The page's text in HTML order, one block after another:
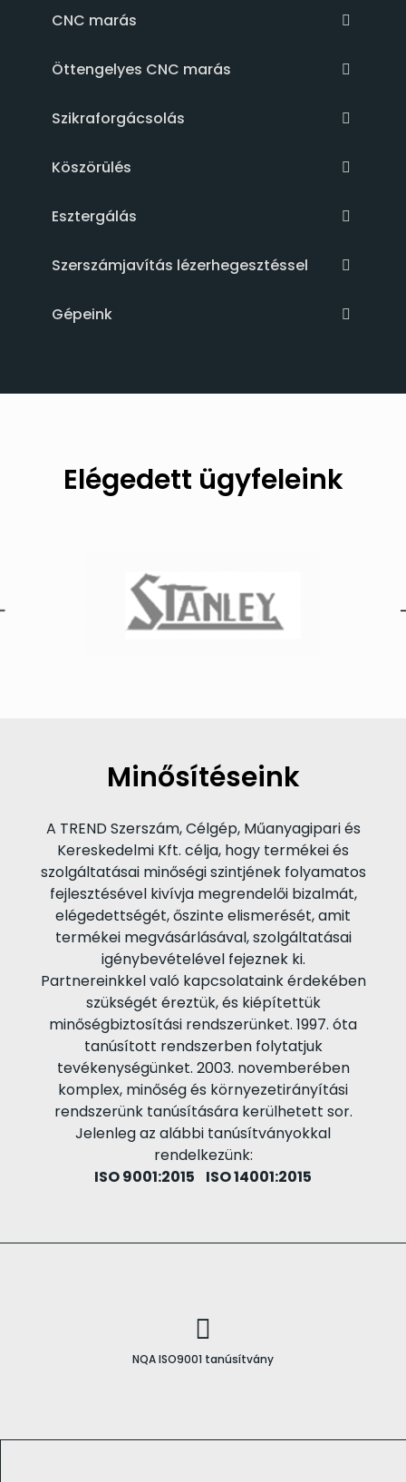
CNC marás
Öttengelyes CNC marás
Szikraforgácsolás
Köszörülés
Esztergálás
Szerszámjavítás lézerhegesztéssel
Gépeink
Elégedett ügyfeleink
Minősítéseink
A TREND Szerszám, Célgép, Műanyagipari és
Kereskedelmi Kft. célja, hogy termékei és
szolgáltatásai minőségi szintjének folyamatos
fejlesztésével kivívja megrendelői bizalmát,
elégedettségét, őszinte elismerését, amit
termékei megvásárlásával, szolgáltatásai
igénybevételével fejeznek ki.
Partnereinkkel való kapcsolataink érdekében
szükségét éreztük, és kiépítettük
minőségbiztosítási rendszerünket. 1997. óta
tanúsított rendszerben folytatjuk
tevékenységünket. 2003. novemberében
komplex, minőség és környezetirányítási
rendszerünk tanúsítására kerülhetett sor.
Jelenleg az alábbi tanúsítványokkal
rendelkezünk:
ISO 9001:2015 ISO 14001:2015
NQA ISO9001 tanúsítvány